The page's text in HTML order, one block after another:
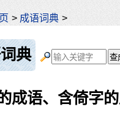
> 成语词典 >
典
成语、含倚字